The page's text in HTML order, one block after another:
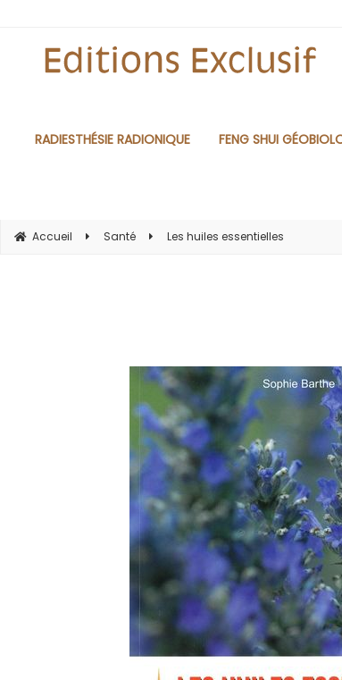
RADIESTHÉSIE RADIONIQUE FENG SHUI
Accueil Santé Les huiles essentielles